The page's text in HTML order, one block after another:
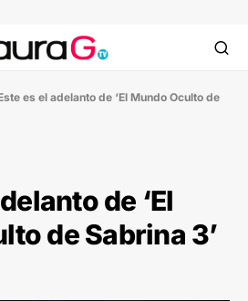
es el adelanto de ‘El Mundo Oculto de
de ‘El
de Sabrina 3’